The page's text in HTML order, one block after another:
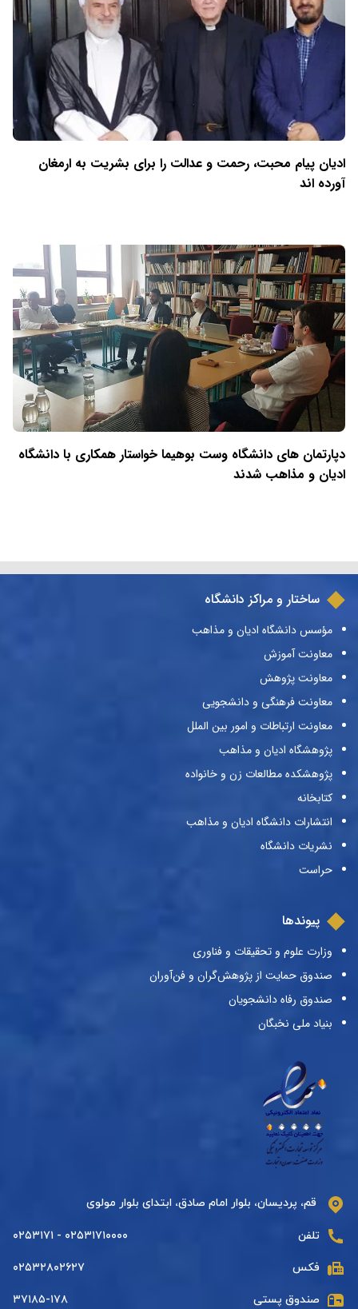
ادیان پیام محبت، رحمت و عدالت را برای بشریت به ارمغان
آورده اند
دپارتمان های دانشگاه وست بوهیما خواستار همکاری با دانشگاه
ادیان و مذاهب شدند
ساختار و مراکز دانشگاه
مؤسس دانشگاه ادیان و مذاهب
معاونت آموزش
معاونت پژوهش
معاونت فرهنگی و دانشجویی
معاونت ارتباطات و امور بین الملل
پژوهشگاه ادیان و مذاهب
پژوهشکده مطالعات زن و خانواده
کتابخانه
انتشارات دانشگاه ادیان و مذاهب
نشریات دانشگاه
حراست
پیوندها
وزارت علوم و تحقیقات و فناوری
صندوق حمایت از پژوهش‌گران و فن‌آوران
صندوق رفاه دانشجویان
بنیاد ملی نخبگان
قم، پردیسان، بلوار امام صادق، ابتدای بلوار مولوی
تلفن ۰۲۵۳۱۷۱۰۰۰۰ - ۰۲۵۳۱۷۱
فکس ۰۲۵۳۲۸۰۲۶۲۷
صندوق پستی ۳۷۱۸۵-۱۷۸